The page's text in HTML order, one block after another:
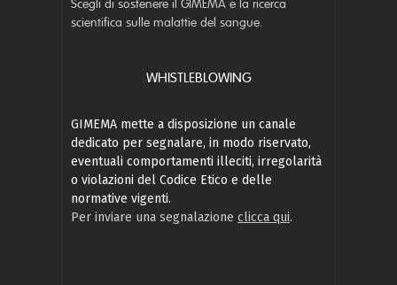
Scegli di sostenere il GIMEMA e la ricerca
scientifica sulle malattie del sangue.
WHISTLEBLOWING
GIMEMA mette a disposizione un canale
dedicato per segnalare, in modo riservato,
eventuali comportamenti illeciti, irregolarità
o violazioni del Codice Etico e delle
normative vigenti.
Per inviare una segnalazione clicca qui.